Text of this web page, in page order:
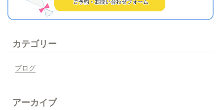
カテゴリー
ブログ
アーカイブ